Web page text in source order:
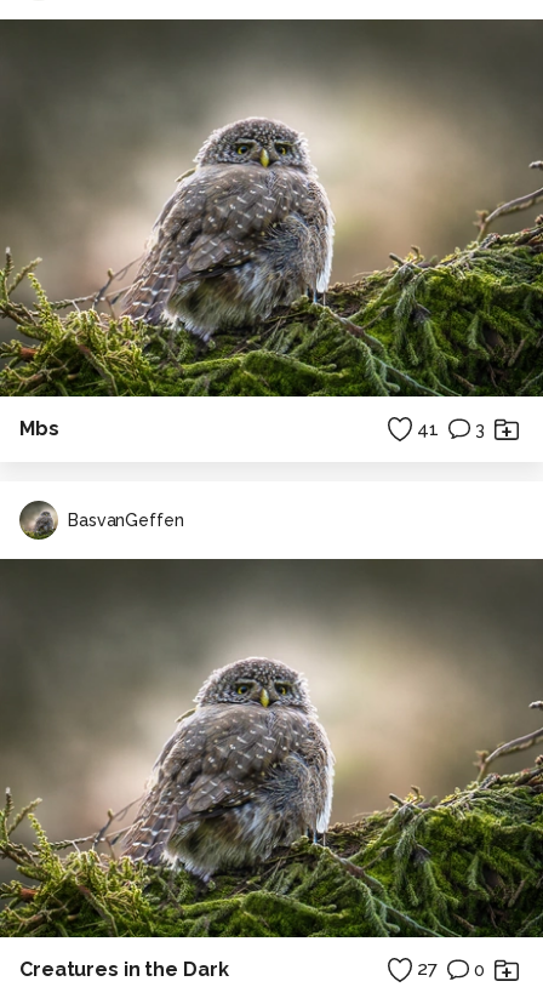
Mbs 41 3
BasvanGeffen
Creatures in the Dark 27 0